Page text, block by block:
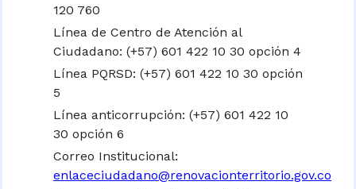
120 760
Línea de Centro de Atención al
Ciudadano: (+57) 601 422 10 30 opción 4
Línea PQRSD: (+57) 601 422 10 30 opción
5
Línea anticorrupción: (+57) 601 422 10
30 opción 6
Correo Institucional:
enlaceciudadano@renovacionterritorio.gov.co